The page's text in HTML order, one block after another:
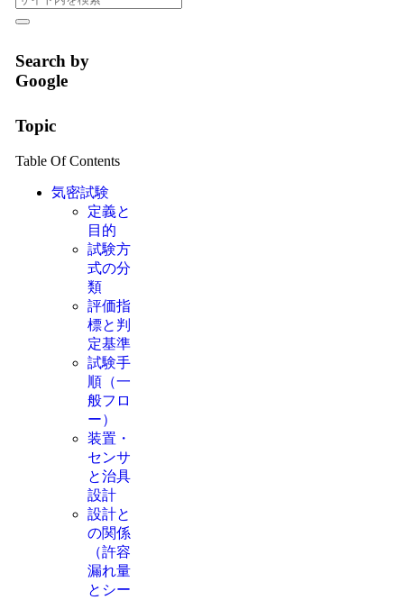
Search by
Google
Topic
Table Of Contents
気密試験
定義と
目的
試験方
式の分
類
評価指
標と判
定基準
試験手
順（一
般フロ
ー）
装置・
センサ
と治具
設計
設計と
の関係
（許容
漏れ量
とシー